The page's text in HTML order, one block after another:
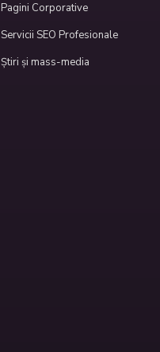
Pagini Corporative
Servicii SEO Profesionale
Știri și mass-media